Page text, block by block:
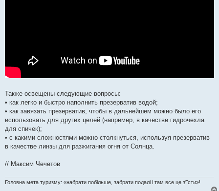
Также освещены следующие вопросы:
• как легко и быстро наполнить презерватив водой;
• как завязать презерватив, чтобы в дальнейшем можно было его
использовать для других целей (например, в качестве гидрочехла
для спичек);
• с какими сложностями можно столкнуться, используя презерватив
в качестве линзы для разжигания огня от Солнца.
// Максим Чечетов
Головна мета туризму: «набрати побільше, забрати подалі і там все це з'їсти»!